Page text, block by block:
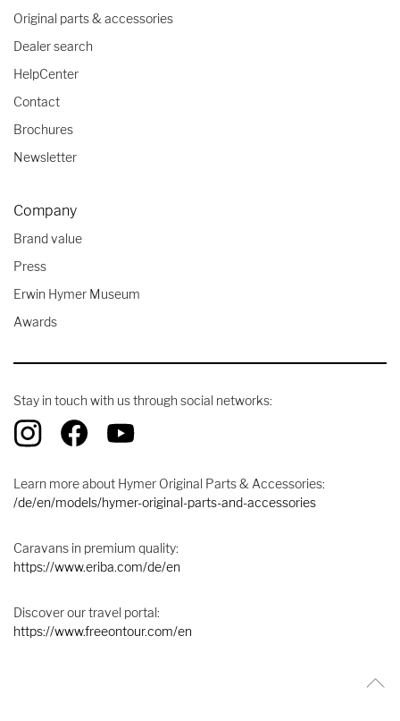
Original parts & accessories
Dealer search
HelpCenter
Contact
Brochures
Newsletter
Company
Brand value
Press
Erwin Hymer Museum
Awards
Stay in touch with us through social networks:
Learn more about Hymer Original Parts & Accessories:
/de/en/models/hymer-original-parts-and-accessories
Caravans in premium quality:
https://www.eriba.com/de/en
Discover our travel portal:
https://www.freeontour.com/en